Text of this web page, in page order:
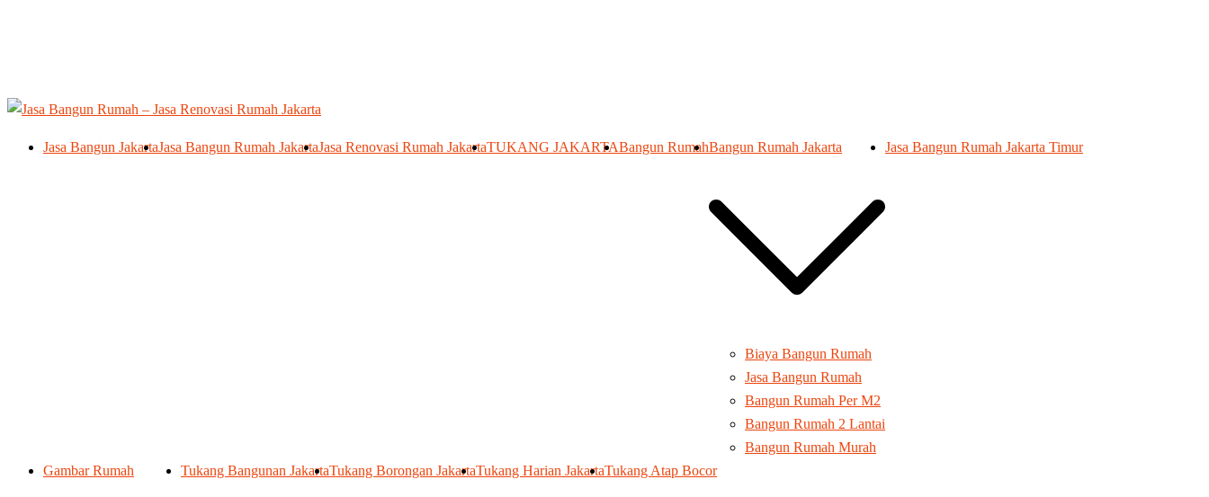
Jasa Bangun JakartaJasa Bangun Rumah JakartaJasa Renovasi Rumah JakartaTUKANG JAKARTABangun RumahBangun Rumah Jakarta
Biaya Bangun Rumah
Jasa Bangun Rumah
Bangun Rumah Per M2
Bangun Rumah 2 Lantai
Bangun Rumah Murah
Jasa Bangun Rumah Jakarta Timur
Gambar Rumah Tukang Bangunan JakartaTukang Borongan JakartaTukang Harian JakartaTukang Atap Bocor